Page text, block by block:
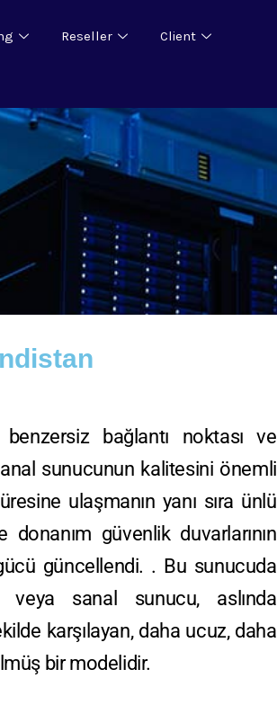
Reseller Client
benzersiz bağlantı noktası ve
sunucunun kalitesini önemli
ulaşmanın yanı sıra ünlü
güvenlik duvarlarının
gücü güncellendi. . Bu sunucuda
veya sanal sunucu, aslında
karşılayan, daha ucuz, daha
bir modelidir.